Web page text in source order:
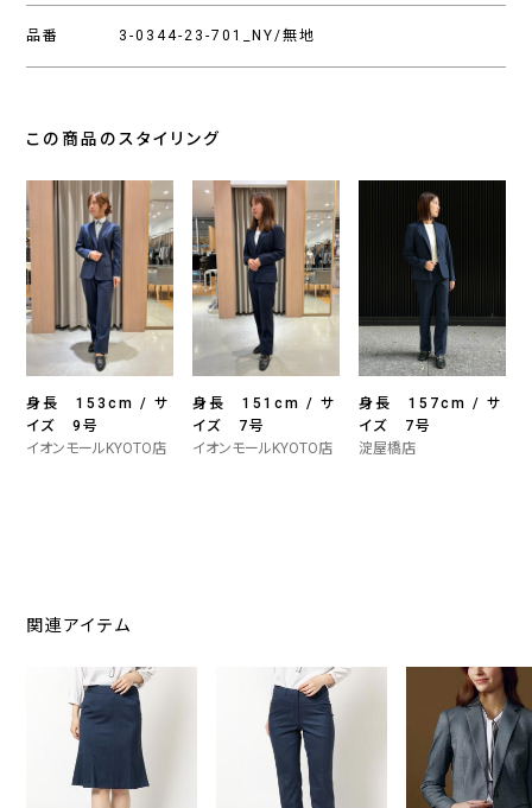
品番 3-0344-23-701_NY/無地
この商品のスタイリング
身長 153cm / サ
イズ 9号
イオンモールKYOTO店
身長 151cm / サ
イズ 7号
イオンモールKYOTO店
身長 157cm / サ
イズ 7号
淀屋橋店
関連アイテム